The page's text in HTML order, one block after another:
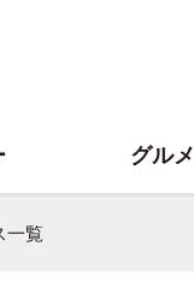
一覧
グルメ